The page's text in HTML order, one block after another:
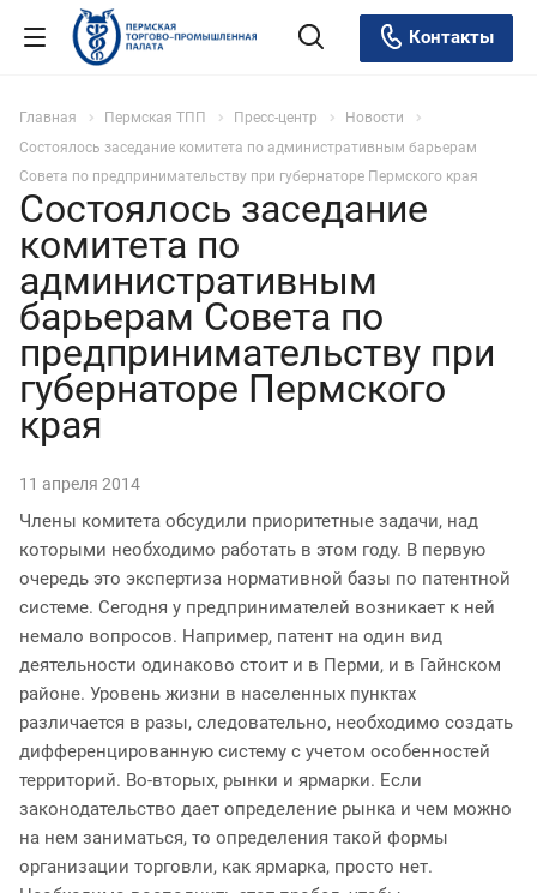
Контакты
Главная Пермская ТПП Пресс-центр
Новости
Состоялось заседание комитета по административным барьерам
Совета по предпринимательству при губернаторе Пермского края
Состоялось заседание
комитета по
административным
барьерам Совета по
предпринимательству при
губернаторе Пермского
края
11 апреля 2014
Члены комитета обсудили приоритетные задачи, над
которыми необходимо работать в этом году. В первую
очередь это экспертиза нормативной базы по патентной
системе. Сегодня у предпринимателей возникает к ней
немало вопросов. Например, патент на один вид
деятельности одинаково стоит и в Перми, и в Гайнском
районе. Уровень жизни в населенных пунктах
различается в разы, следовательно, необходимо создать
дифференцированную систему с учетом особенностей
территорий. Во-­вторых, рынки и ярмарки. Если
законодательство дает определение рынка и чем можно
на нем заниматься, то определения такой формы
организации торговли, как ярмарка, просто нет.